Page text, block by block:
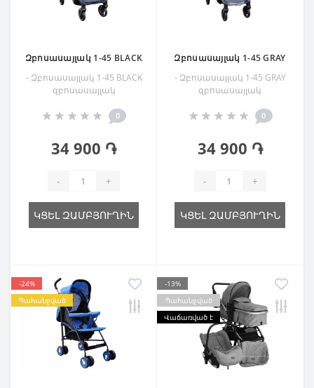
Զբոսասայլակ 1-45 BLACK
- Զբոսասայլակ 1-45 BLACK
զբոսասայլակ
0
34 900 ֏
- +
ԿՑԵԼ ԶԱՄԲՅՈՒՂԻՆ
Զբոսասայլակ 1-45 GRAY
- Զբոսասայլակ 1-45 GRAY
զբոսասայլակ
0
34 900 ֏
- +
ԿՑԵԼ ԶԱՄԲՅՈՒՂԻՆ
-24%
Պահանջված
-13%
Պահանջված
Վաճառված է